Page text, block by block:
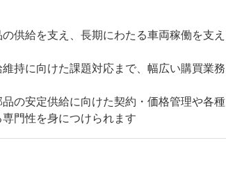
供給を支え、長期にわたる車両稼働を支え
持に向けた課題対応まで、幅広い購買業務
の安定供給に向けた契約・価格管理や各種
門性を身につけられます